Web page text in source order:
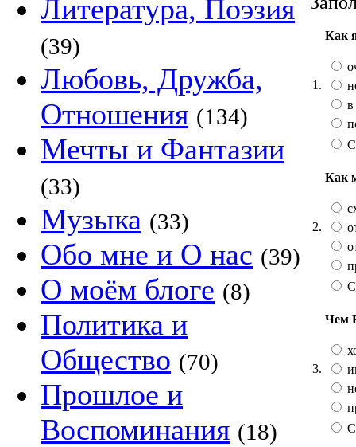
Литература, Поэзия
(39)
Любовь, Дружба,
Отношения (134)
Мечты и Фантазии
(33)
Музыка (33)
Обо мне и О нас (39)
О моём блоге (8)
Политика и
Общество (70)
Прошлое и
Воспоминания (18)
1.
Как
в
2.
Как
3.
Чем